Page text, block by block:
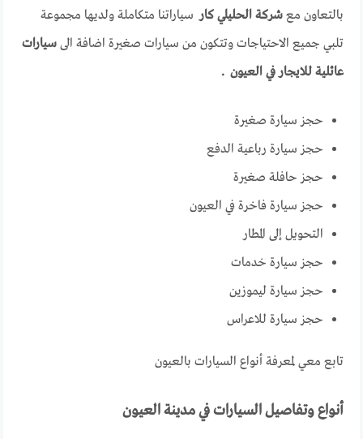
بالتعاون معشركة الحليلي كار سياراتنا متكاملة ولديها مجموعة
تلبي جميع الاحتياجات وتتكون من سيارات صغيرة اضافة الىسيارات
عائلية للايجار في العيون .
حجز سيارة صغيرة
حجز سيارة رباعية الدفع
حجز حافلة صغيرة
حجز سيارة فاخرة في العيون
التحويل إلى المطار
حجز سيارة خدمات
حجز سيارة ليموزين
حجز سيارة للاعراس
تابع معي لمعرفة أنواع السيارات بالعيون
أنواع وتفاصيل السيارات في مدينة العيون